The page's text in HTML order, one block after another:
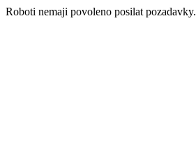
Roboti nemaji povoleno posilat pozadavky.